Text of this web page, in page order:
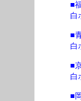
■
白
■
白
■
白
■